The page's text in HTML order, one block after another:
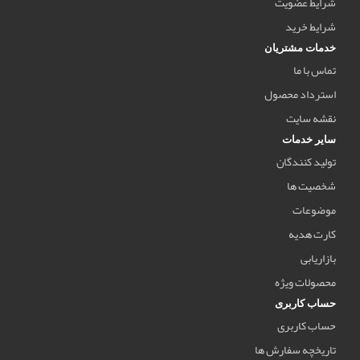
شرایط خرید
خدمات مشتریان
تماس با ما
استرداد محصول
نقشه سایت
سایر خدمات
تولید کنندگان
شخصیت ها
موضوعات
کارت هدیه
بازاریابی
محصولات ویژه
حساب کاربری
حساب کاربری
تاریخچه سفارش ها